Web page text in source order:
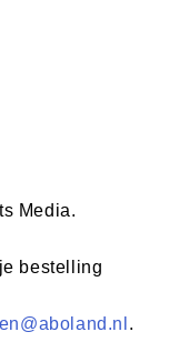
Media.
bestelling
.